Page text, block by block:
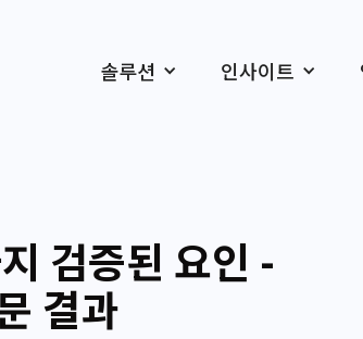
솔루션 인사이트
검증된 요인 -
결과